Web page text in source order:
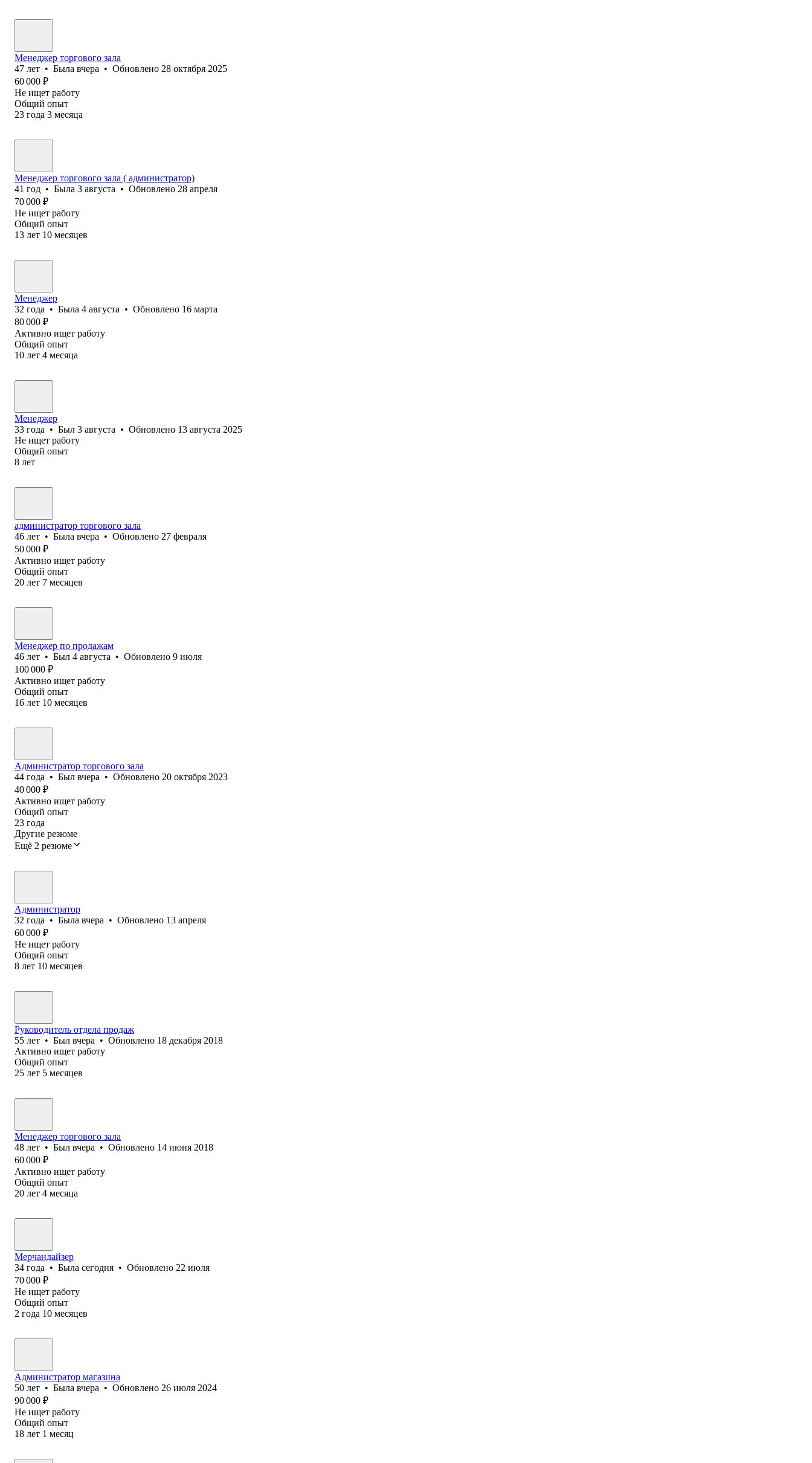
Менеджер торгового зала
47 лет • Была вчера • Обновлено 28 октября 2025
60 000 ₽
Не ищет работу
Общий опыт
23 года 3 месяца
Менеджер торгового зала ( администратор)
41 год • Была 3 августа • Обновлено 28 апреля
70 000 ₽
Не ищет работу
Общий опыт
13 лет 10 месяцев
Менеджер
32 года • Была 4 августа • Обновлено 16 марта
80 000 ₽
Активно ищет работу
Общий опыт
10 лет 4 месяца
Менеджер
33 года • Был 3 августа • Обновлено 13 августа 2025
Не ищет работу
Общий опыт
8 лет
администратор торгового зала
46 лет • Была вчера • Обновлено 27 февраля
50 000 ₽
Активно ищет работу
Общий опыт
20 лет 7 месяцев
Менеджер по продажам
46 лет • Был 4 августа • Обновлено 9 июля
100 000 ₽
Активно ищет работу
Общий опыт
16 лет 10 месяцев
Администратор торгового зала
44 года • Был вчера • Обновлено 20 октября 2023
40 000 ₽
Активно ищет работу
Общий опыт
23 года
Другие резюме
Ещё 2 резюме
Администратор
32 года • Была вчера • Обновлено 13 апреля
60 000 ₽
Не ищет работу
Общий опыт
8 лет 10 месяцев
Руководитель отдела продаж
55 лет • Был вчера • Обновлено 18 декабря 2018
Активно ищет работу
Общий опыт
25 лет 5 месяцев
Менеджер торгового зала
48 лет • Был вчера • Обновлено 14 июня 2018
60 000 ₽
Активно ищет работу
Общий опыт
20 лет 4 месяца
Мерчандайзер
34 года • Была сегодня • Обновлено 22 июля
70 000 ₽
Не ищет работу
Общий опыт
2 года 10 месяцев
Администратор магазина
50 лет • Была вчера • Обновлено 26 июля 2024
90 000 ₽
Не ищет работу
Общий опыт
18 лет 1 месяц